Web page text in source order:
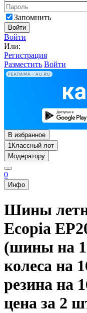
Запомнить
Войти
Войти
Или:
Регистрация
Разместить Войти
РЕКЛАМА • AU.RU
В избранное
1Классный лот
Модератору
0
Инфо
Шины
Ecopia
(шины на
колеса на
резина на
цена за 2